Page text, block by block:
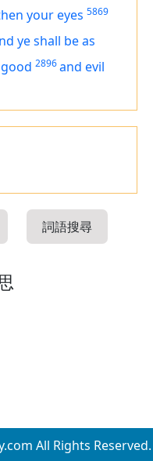
your eyes 5869
ye shall be as
good 2896and evil
詞語搜尋
All Rights Reserved.